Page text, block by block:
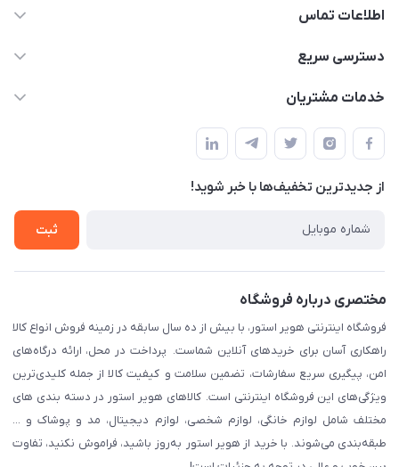
اطلاعات تماس
05191001370
دسترسی سریع
حساب کاربری
لیست محصولات
درباره ما
خدمات مشتریان
پیگیری سفارش
قوانین و مقرارت
حریم خصوصی
راهنما
از جدید‌ترین تخفیف‌ها با‌ خبر شوید!
ثبت
مختصری درباره فروشگاه
فروشگاه اینترنتی هویر استور، با بیش از ده سال سابقه در زمینه فروش انواع کالا
راهکاری آسان برای خریدهای آنلاین شماست. پرداخت در محل، ارائه درگاه‌های
امن، پیگیری سریع سفارشات، تضمین سلامت و کیفیت کالا از جمله کلیدی‌ترین
ویژگی‌های این فروشگاه اینترنتی است. کالاهای هویر استور در دسته بندی های
مختلف شامل لوازم خانگی، لوازم شخصی، لوازم دیجیتال، مد و پوشاک و ...
طبقه‌بندی می‌شوند. با خرید از هویر استور به‌روز باشید، فراموش نکنید، تفاوت